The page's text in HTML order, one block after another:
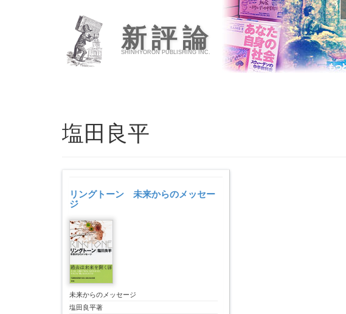
新評論
SHINHYORON PUBLISHING INC.
塩田良平
リングトーン 未来からのメッセー
ジ
未来からのメッセージ
塩田良平著